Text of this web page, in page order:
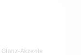
Glanz-Akzente